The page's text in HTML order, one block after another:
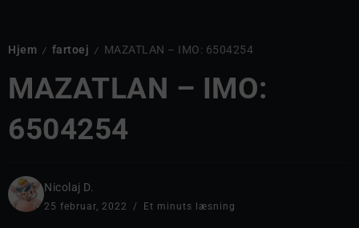
Hjem / fartoej / MAZATLAN – IMO: 6504254
MAZATLAN – IMO:
6504254
Nicolaj D.
25 februar, 2022 Et minuts læsning